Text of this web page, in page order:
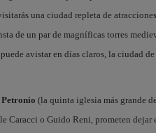
una ciudad repleta de
de un par de magníficas torres
avistar en días claros, la ciudad
(la quinta iglesia más grande
Caracci o Guido Reni, prometen dejar